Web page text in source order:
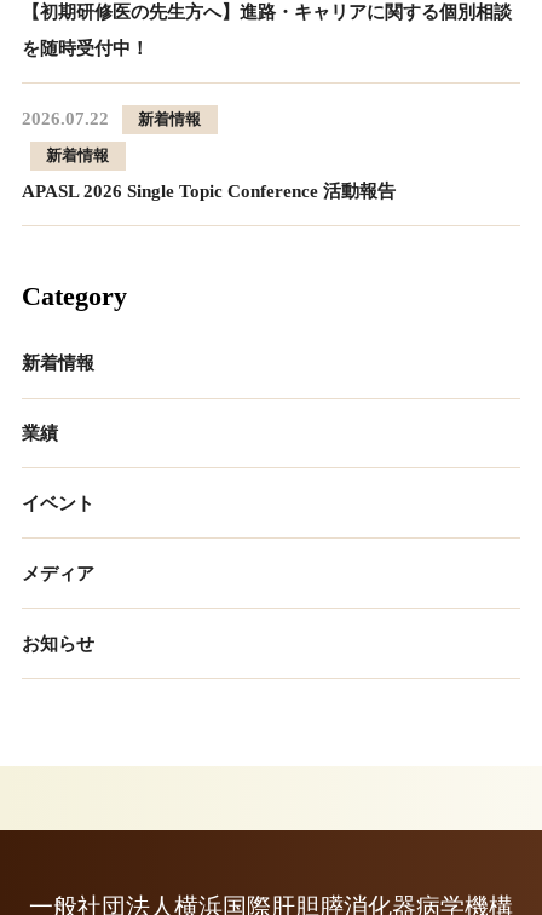
【初期研修医の先生方へ】進路・キャリアに関する個別相談
を随時受付中！
2026.07.22
新着情報
新着情報
APASL 2026 Single Topic Conference 活動報告
Category
新着情報
業績
イベント
メディア
お知らせ
一般社団法人横浜国際肝胆膵消化器病学機構